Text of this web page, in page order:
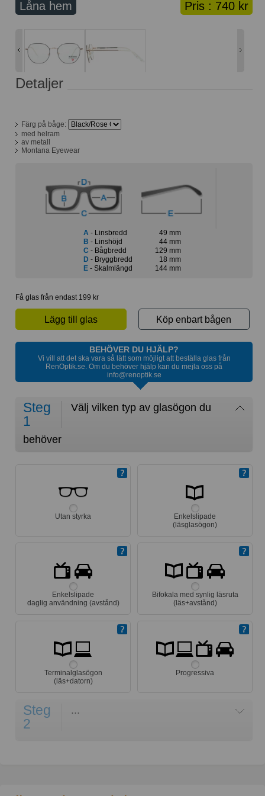
Lånekorg: 0 bågar
Pris : 740 kr
Låna hem
Detaljer
Färg på båge:
med helram
av metall
Montana Eyewear
A - Linsbredd
49 mm
B - Linshöjd
44 mm
C - Bågbredd
129 mm
D - Bryggbredd
18 mm
E- Skalmlängd 144 mm
Få glas från endast 199 kr
Lägg till glas Köp enbart bågen
BEHÖVER DU HJÄLP?
Vi vill att det ska vara så lätt som möjligt att beställa glas från
RenOptik.se. Om du behöver hjälp kan du mejla oss på
info@renoptik.se
Steg
1
Välj vilken typ av glasögon du
behöver
Utan styrka
Enkelslipade
(läsglasögon)
Enkelslipade
daglig användning (avstånd)
Bifokala med synlig läsruta
(läs+avstånd)
Terminalglasögon
(läs+datorn)
Progressiva
Steg
2
...